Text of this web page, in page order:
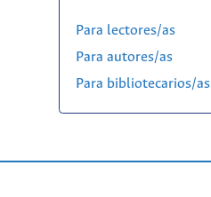
Para lectores/as
Para autores/as
Para bibliotecarios/as